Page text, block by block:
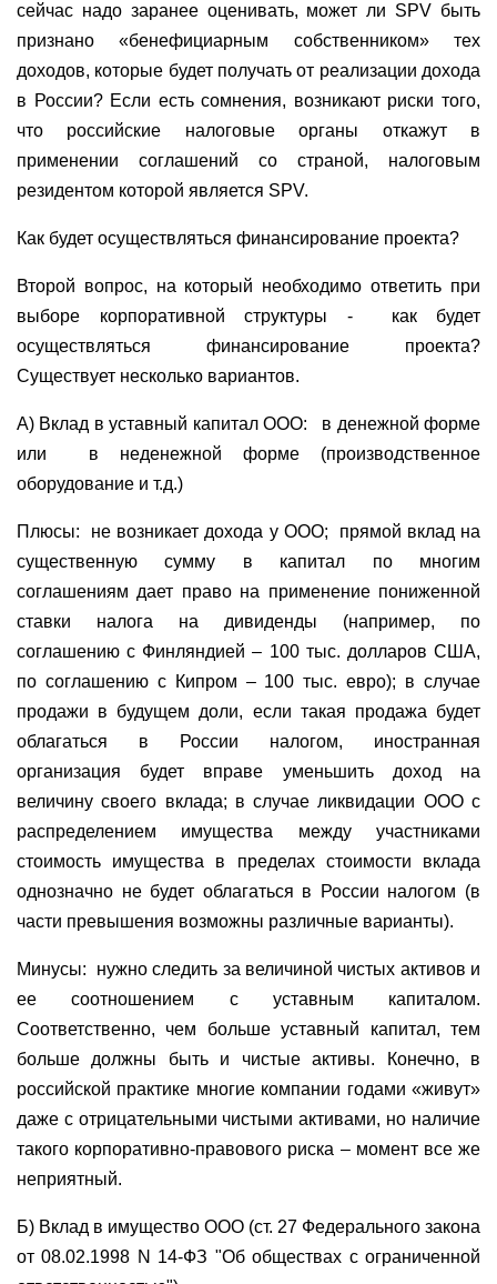
сейчас надо заранее оценивать, может ли SPV быть
признано «бенефициарным собственником» тех
доходов, которые будет получать от реализации дохода
в России? Если есть сомнения, возникают риски того,
что российские налоговые органы откажут в
применении соглашений со страной, налоговым
резидентом которой является SPV.
Как будет осуществляться финансирование проекта?
Второй вопрос, на который необходимо ответить при
выборе корпоративной структуры -
как будет
осуществляться финансирование проекта?
Существует несколько вариантов.
А) Вклад в уставный капитал ООО:
в денежной форме
или
в неденежной форме (производственное
оборудование и т.д.)
Плюсы: не возникает дохода у ООО;
прямой вклад на
существенную сумму в капитал по многим
соглашениям дает право на применение пониженной
ставки налога на дивиденды (например, по
соглашению с Финляндией – 100 тыс. долларов США,
по соглашению с Кипром – 100 тыс. евро); в случае
продажи в будущем доли, если такая продажа будет
облагаться в России налогом, иностранная
организация будет вправе уменьшить доход на
величину своего вклада; в случае ликвидации ООО с
распределением имущества между участниками
стоимость имущества в пределах стоимости вклада
однозначно не будет облагаться в России налогом (в
части превышения возможны различные варианты).
Минусы:
нужно следить за величиной чистых активов и
ее соотношением с уставным капиталом.
Соответственно, чем больше уставный капитал, тем
больше должны быть и чистые активы. Конечно, в
российской практике многие компании годами «живут»
даже с отрицательными чистыми активами, но наличие
такого корпоративно-правового риска – момент все же
неприятный.
Б) Вклад в имущество ООО (ст. 27 Федерального закона
от 08.02.1998 N 14-ФЗ "Об обществах с ограниченной